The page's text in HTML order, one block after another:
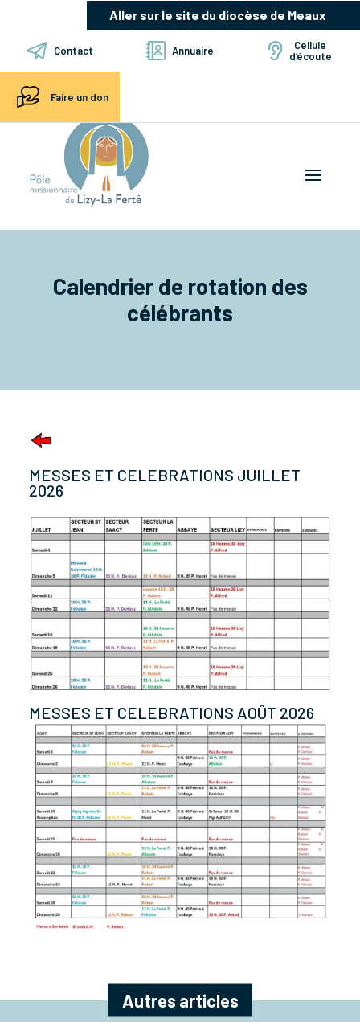
Aller sur le site du diocèse de Meaux
Contact Annuaire
Cellule
d’écoute
Faire un don
Calendrier de rotation des
célébrants
MESSES ET CELEBRATIONS JUILLET
2026
MESSES ET CELEBRATIONS AOÛT 2026
Autres articles